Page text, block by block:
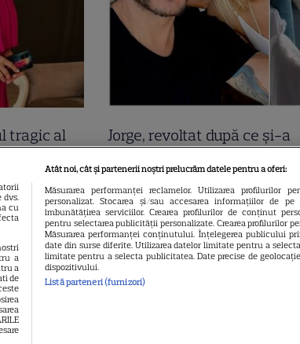
tragic al
și
subit
ani de
pe
Jorge, revoltat după ce și-a
devastat. Ce au lăsat în
turiștii este strigător la Cer
dvs.
cu
a
a
de
Atât noi, cât și partenerii noștri prelucrăm datele pentru a oferi:
Măsurarea performanței reclamelor. Utilizarea profilurilor
personalizat. Stocarea și/sau accesarea informațiilor de pe
îmbunătățirea serviciilor. Crearea profilurilor de conținut
pentru selectarea publicității personalizate. Crearea profilurilor
Măsurarea performanței conținutului. Înțelegerea publicului
date din surse diferite. Utilizarea datelor limitate pentru a
limitate pentru a selecta publicitatea. Date precise de
dispozitivului.
Listă parteneri (furnizori)